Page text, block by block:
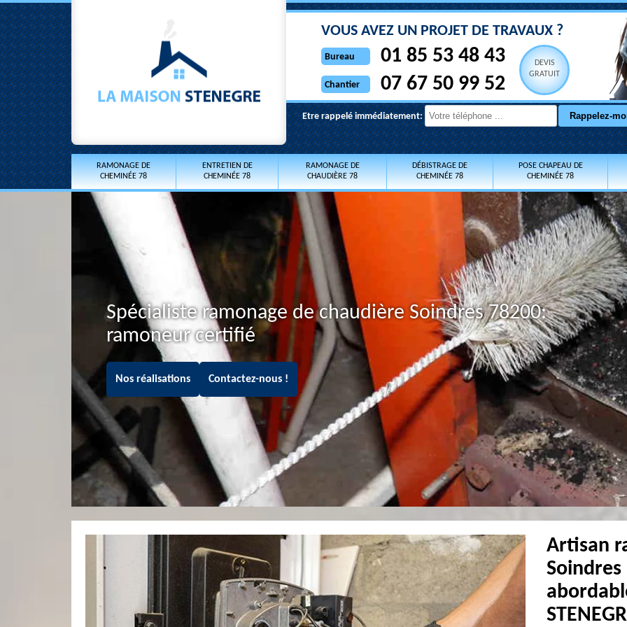
VOUS AVEZ UN PROJET DE TRAVAUX ?
Bureau 01 85 53 48 43
Chantier 07 67 50 99 52
DEVIS
GRATUIT
Etre rappelé immédiatement:
RAMONAGE DE
CHEMINÉE 78
ENTRETIEN DE
CHEMINÉE 78
RAMONAGE DE
CHAUDIÈRE 78
DÉBISTRAGE DE
CHEMINÉE 78
POSE CHAPEAU DE
CHEMINÉE 78
Spécialiste ramonage de chaudière Soindres 78200:
ramoneur certifié
Nos réalisations Contactez-nous !
Artisan